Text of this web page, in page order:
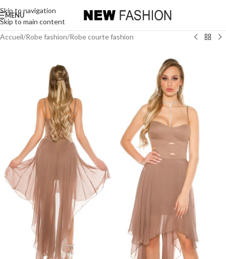
Skip to navigation
Skip to main content
MENU
Accueil/Robe fashion/Robe courte fashion